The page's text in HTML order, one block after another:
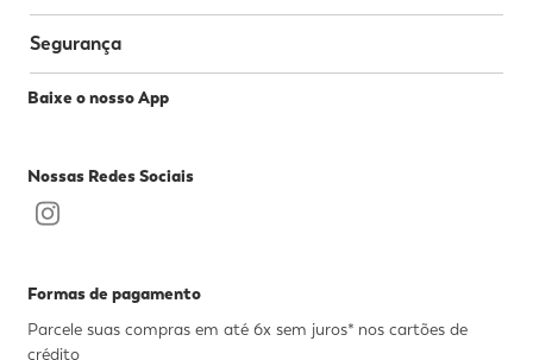
Segurança
Baixe o nosso App
Nossas Redes Sociais
Formas de pagamento
Parcele suas compras em até 6x sem juros* nos cartões de
crédito